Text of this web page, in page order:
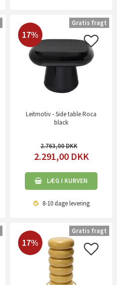
17%
Leitmotiv - Side table Roca
black
2.763,00
2.291,00 DKK
LÆG I KURVEN
8-10 dagelevering
Gratis fragt
17%
Gratis fragt